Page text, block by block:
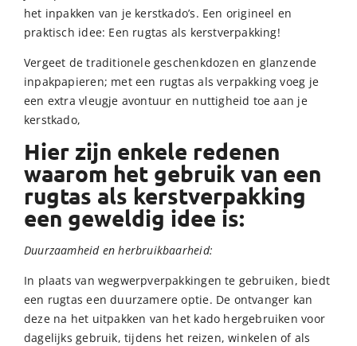
het inpakken van je kerstkado’s. Een origineel en
praktisch idee: Een rugtas als kerstverpakking!
Vergeet de traditionele geschenkdozen en glanzende
inpakpapieren; met een rugtas als verpakking voeg je
een extra vleugje avontuur en nuttigheid toe aan je
kerstkado,
Hier zijn enkele redenen
waarom het gebruik van een
rugtas als kerstverpakking
een geweldig idee is:
Duurzaamheid en herbruikbaarheid:
In plaats van wegwerpverpakkingen te gebruiken, biedt
een rugtas een duurzamere optie. De ontvanger kan
deze na het uitpakken van het kado hergebruiken voor
dagelijks gebruik, tijdens het reizen, winkelen of als